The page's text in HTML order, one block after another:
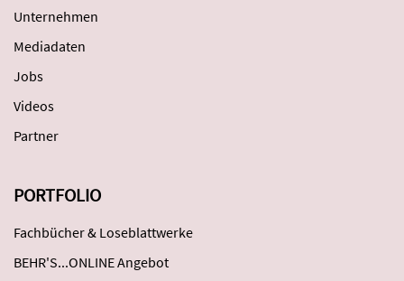
Unternehmen
Mediadaten
Jobs
Videos
Partner
PORTFOLIO
Fachbücher & Loseblattwerke
BEHR'S...ONLINE Angebot